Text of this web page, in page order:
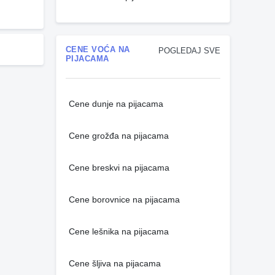
POGLEDAJ SVE
CENE VOĆA NA
PIJACAMA
Cene dunje na pijacama
Cene grožđa na pijacama
Cene breskvi na pijacama
Cene borovnice na pijacama
Cene lešnika na pijacama
Cene šljiva na pijacama